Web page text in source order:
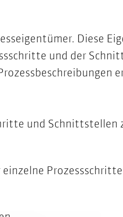
Diese
und der
und Schnittstellen
Prozessschritte